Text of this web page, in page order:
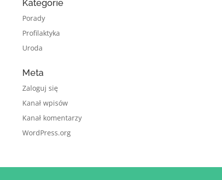
Kategorie
Porady
Profilaktyka
Uroda
Meta
Zaloguj się
Kanał wpisów
Kanał komentarzy
WordPress.org